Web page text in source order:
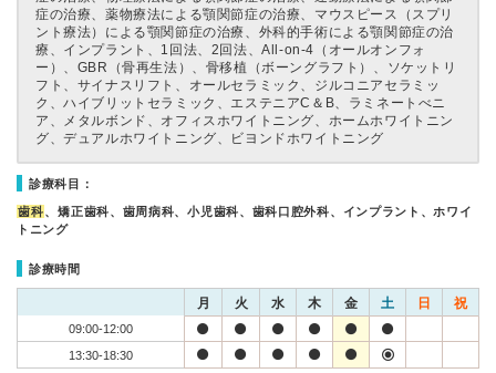
症の治療、薬物療法による顎関節症の治療、マウスピース（スプリ
ント療法）による顎関節症の治療、外科的手術による顎関節症の治
療、インプラント、1回法、2回法、All-on-4（オールオンフォ
ー）、GBR（骨再生法）、骨移植（ボーングラフト）、ソケットリ
フト、サイナスリフト、オールセラミック、ジルコニアセラミッ
ク、ハイブリットセラミック、エステニアC＆B、ラミネートべニ
ア、メタルボンド、オフィスホワイトニング、ホームホワイトニン
グ、デュアルホワイトニング、ビヨンドホワイトニング
診療科目：
歯科、矯正歯科、歯周病科、小児歯科、歯科口腔外科、インプラント、ホワイ
トニング
診療時間
月 火 水 木 金 土 日 祝
09:00-12:00
13:30-18:30